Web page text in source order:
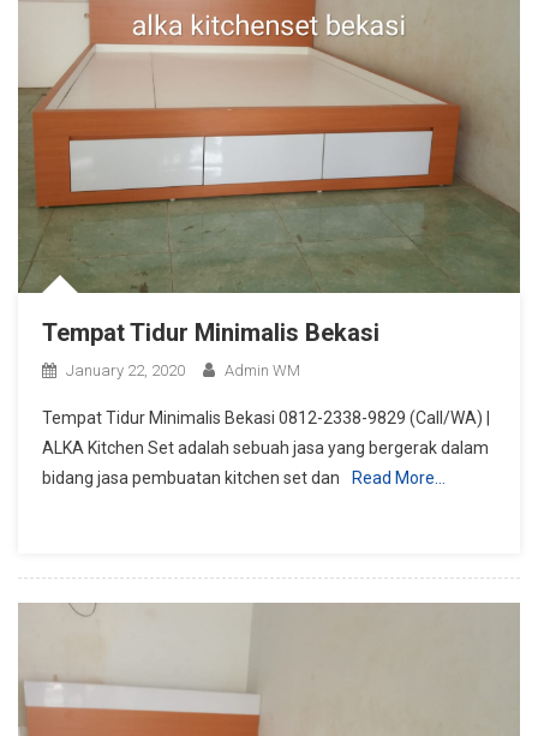
Tempat Tidur Minimalis Bekasi
January 22, 2020 Admin WM
Tempat Tidur Minimalis Bekasi 0812-2338-9829 (Call/WA) |
ALKA Kitchen Set adalah sebuah jasa yang bergerak dalam
bidang jasa pembuatan kitchen set dan
Read More…